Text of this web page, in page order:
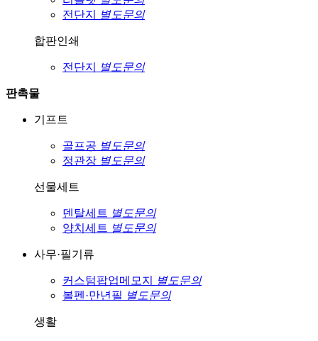
전단지
별도문의
합판인쇄
전단지 별도문의
판촉물
기프트
골프공 별도문의
정관장 별도문의
선물세트
덴탈세트 별도문의
양치세트 별도문의
사무·필기류
커스텀팝업메모지
별도문의
볼펜·만년필 별도문의
생활